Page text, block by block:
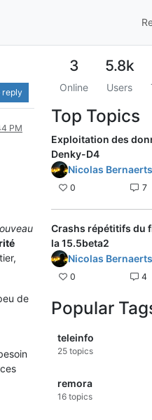
reply
PM
de
3
Online
5.8k
Users
Top Topics
Exploitation des
Denky-D4
Nicolas Bernaerts
0 7
Crashs répétitifs du
la 15.5beta2
Nicolas Bernaerts
0 4
Popular
teleinfo
25 topics
remora
16 topics